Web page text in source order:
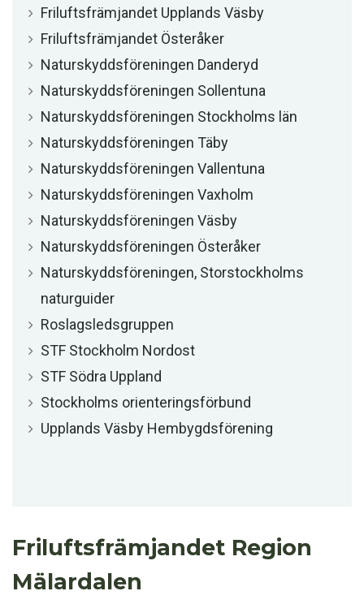
Friluftsfrämjandet Upplands Väsby
Friluftsfrämjandet Österåker
Naturskyddsföreningen Danderyd
Naturskyddsföreningen Sollentuna
Naturskyddsföreningen Stockholms län
Naturskyddsföreningen Täby
Naturskyddsföreningen Vallentuna
Naturskyddsföreningen Vaxholm
Naturskyddsföreningen Väsby
Naturskyddsföreningen Österåker
Naturskyddsföreningen, Storstockholms
naturguider
Roslagsledsgruppen
STF Stockholm Nordost
STF Södra Uppland
Stockholms orienteringsförbund
Upplands Väsby Hembygdsförening
Friluftsfrämjandet Region
Mälardalen